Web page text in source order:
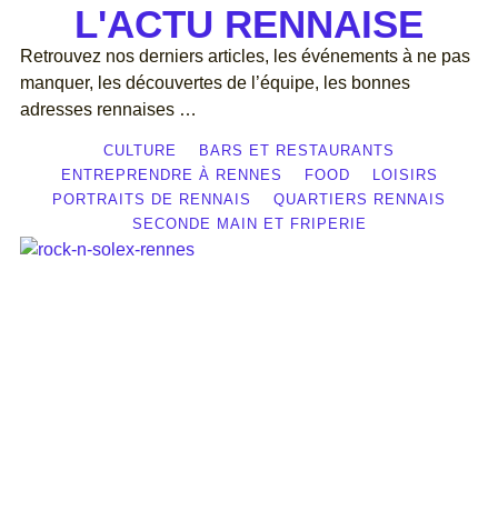
L'ACTU RENNAISE
Retrouvez nos derniers articles, les événements à ne pas
manquer, les découvertes de l’équipe, les bonnes
adresses rennaises …
CULTURE
BARS ET RESTAURANTS
ENTREPRENDRE À RENNES
FOOD
LOISIRS
PORTRAITS DE RENNAIS
QUARTIERS RENNAIS
SECONDE MAIN ET FRIPERIE